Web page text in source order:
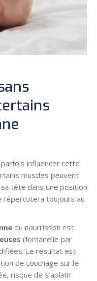
influencer cette
muscles peuvent
tête dans une position
répercutera toujours au
du nourrisson est
(fontanelle par
Le résultat est
de couchage sur le
risque de s’aplatir.